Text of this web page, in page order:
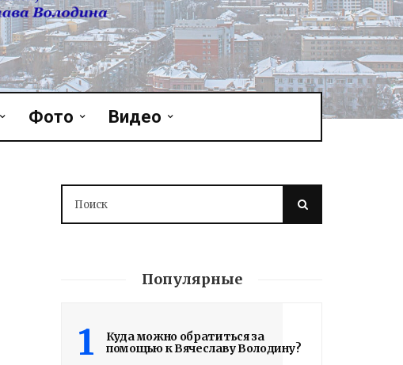
Фото Видео
Популярные
1
Куда можно обратиться за
помощью к Вячеславу Володину?